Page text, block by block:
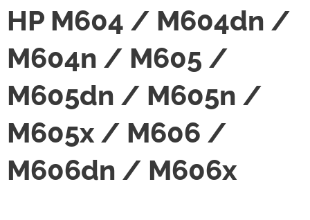
HP M604 / M604dn /
M604n / M605 /
M605dn / M605n /
M605x / M606 /
M606dn / M606x